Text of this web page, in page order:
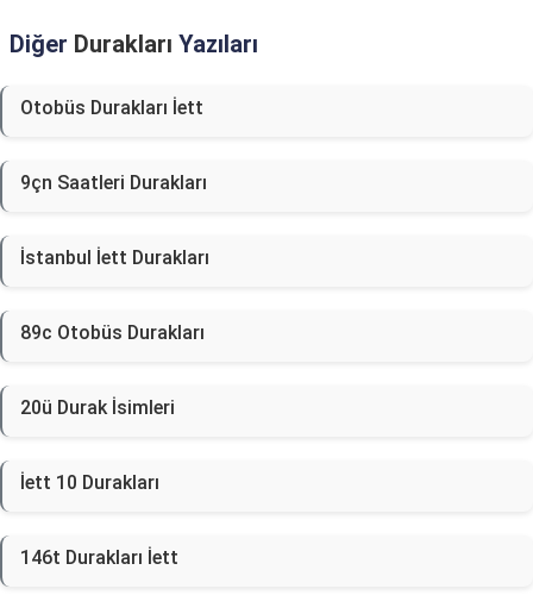
Diğer Durakları Yazıları
Otobüs Durakları İett
9çn Saatleri Durakları
İstanbul İett Durakları
89c Otobüs Durakları
20ü Durak İsimleri
İett 10 Durakları
146t Durakları İett